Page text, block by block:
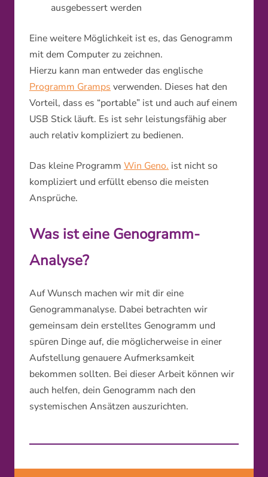
ausgebessert werden
Eine weitere Möglichkeit ist es, das Genogramm
mit dem Computer zu zeichnen.
Hierzu kann man entweder das englische
Programm Gramps verwenden. Dieses hat den
Vorteil, dass es “portable” ist und auch auf einem
USB Stick läuft. Es ist sehr leistungsfähig aber
auch relativ kompliziert zu bedienen.
Das kleine Programm Win Geno. ist nicht so
kompliziert und erfüllt ebenso die meisten
Ansprüche.
Was ist eine Genogramm-
Analyse?
Auf Wunsch machen wir mit dir eine
Genogrammanalyse. Dabei betrachten wir
gemeinsam dein erstelltes Genogramm und
spüren Dinge auf, die möglicherweise in einer
Aufstellung genauere Aufmerksamkeit
bekommen sollten. Bei dieser Arbeit können wir
auch helfen, dein Genogramm nach den
systemischen Ansätzen auszurichten.